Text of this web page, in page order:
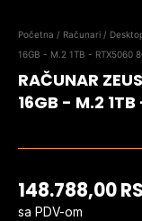
Početna / Računari /
16GB - M.2 1TB - RTX5060
RAČUNAR
16GB - M.2
148.788,00
sa PDV-om